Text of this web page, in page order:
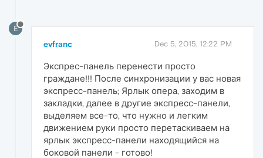
E
evfranc Dec 5, 2015, 12:22 PM
Экспрес-панель перенести просто
граждане!!! После синхронизации у вас новая
экспресс-панель; Ярлык опера, заходим в
закладки, далее в другие экспресс-панели,
выделяем все-то, что нужно и легким
движением руки просто перетаскиваем на
ярлык экспресс-панели находящийся на
боковой панели - готово!